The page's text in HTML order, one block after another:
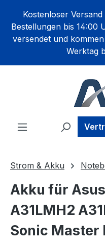
springen
Kostenloser
Bestellungen bis 14:00
versendet und
Werktag
Strom & Akku
Akku für
A31LMH2
Sonic Master